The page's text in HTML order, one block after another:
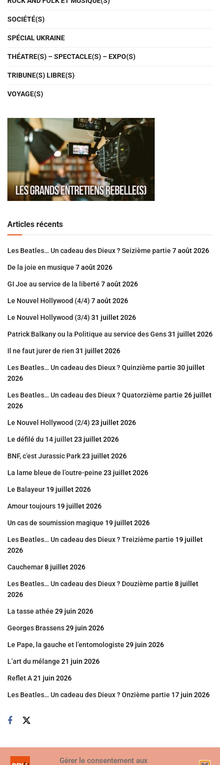
Gérer le consentement aux
SOCIÉTÉ(S)
SPÉCIAL UKRAINE
THÉATRE(S) – SPECTACLE(S) – EXPO(S)
TRIBUNE(S) LIBRE(S)
VOYAGE(S)
Articles récents
Les Beatles… Un cadeau des Dieux ? Seizième partie 7 août 2026
De la joie en musique 7 août 2026
GI Joe au service de la liberté 7 août 2026
Le Nouvel Hollywood (4/4) 7 août 2026
Le Nouvel Hollywood (3/4) 31 juillet 2026
Patrick Balkany ou la Politique au service des Gens31 juillet 2026
Il ne faut jurer de rien 31 juillet 2026
Les Beatles… Un cadeau des Dieux ? Quinzième partie 30 juillet
2026
Les Beatles… Un cadeau des Dieux ? Quatorzième partie 26 juillet
2026
Le Nouvel Hollywood (2/4) 23 juillet 2026
Le défilé du 14 juillet23 juillet 2026
BNF, c’est Jurassic Park23 juillet 2026
La lame bleue de l’outre-peine 23 juillet 2026
Le Balayeur 19 juillet 2026
Amour toujours 19 juillet 2026
Un cas de soumission magique 19 juillet 2026
Les Beatles… Un cadeau des Dieux ? Treizième partie 19 juillet
2026
Cauchemar8 juillet 2026
Les Beatles… Un cadeau des Dieux ? Douzième partie 8 juillet
2026
La tasse athée 29 juin 2026
Georges Brassens29 juin 2026
Le Pape, la gauche et l’entomologiste 29 juin 2026
L’art du mélange 21 juin 2026
Reflet A21 juin 2026
Les Beatles… Un cadeau des Dieux ? Onzième partie 17 juin 2026